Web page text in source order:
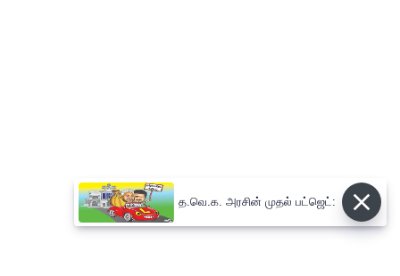
த.வெ.க. அரசின் முதல் பட்ஜெட்: